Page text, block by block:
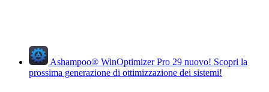
Ashampoo® WinOptimizer Pro 29 nuovo! Scopri la
prossima generazione di ottimizzazione dei sistemi!